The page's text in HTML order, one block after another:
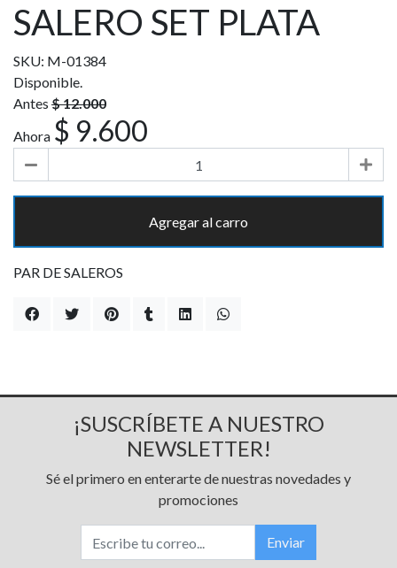
SALERO SET PLATA
SKU: M-01384
Disponible.
Antes $ 12.000
Ahora $ 9.600
Agregar al carro
PAR DE SALEROS
¡SUSCRÍBETE A NUESTRO
NEWSLETTER!
Sé el primero en enterarte de nuestras novedades y
promociones
Enviar